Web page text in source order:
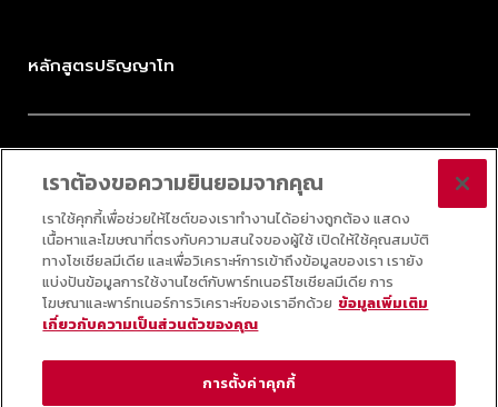
หลักสูตรปริญญาโท
ป.โท การจัดการมรดกวัฒนธรรมและอุตสาหกรรมสร้างสรรค์
ป.โท การบริหารนวัตกรรมและเทคโนโลยี
ป.โท กลยุทธ์ดิจิทัล
ป.โท ออนไลน์ วิทยาศาสตร์ข้อมูลประยุกต์
© 2025 COLLEGE OF INNOVATION, THAMMASAT UNIVERSITY ALL RIGHTS
RESERVED
เราต้องขอความยินยอมจากคุณ
เราใช้คุกกี้เพื่อช่วยให้ไซต์ของเราทำงานได้อย่างถูกต้อง แสดง
เนื้อหาและโฆษณาที่ตรงกับความสนใจของผู้ใช้ เปิดให้ใช้คุณสมบัติ
ทางโซเชียลมีเดีย และเพื่อวิเคราะห์การเข้าถึงข้อมูลของเรา เรายัง
แบ่งปันข้อมูลการใช้งานไซต์กับพาร์ทเนอร์โซเชียลมีเดีย การ
โฆษณาและพาร์ทเนอร์การวิเคราะห์ของเราอีกด้วย ข้อมูลเพิ่มเติม
เกี่ยวกับความเป็นส่วนตัวของคุณ
การตั้งค่าคุกกี้